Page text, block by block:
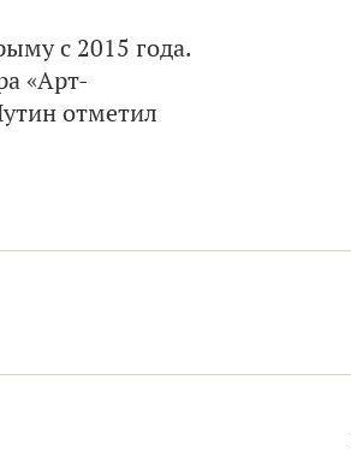
с 2015 года.
«Арт-
отметил